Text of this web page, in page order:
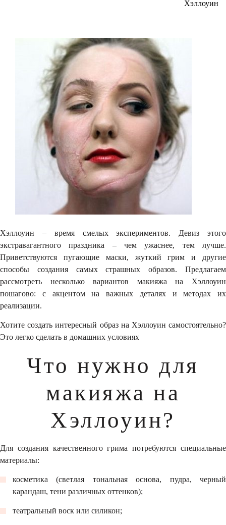
Хэллоуин
Хэллоуин – время смелых экспериментов. Девиз этого
экстравагантного праздника – чем ужаснее, тем лучше.
Приветствуются пугающие маски, жуткий грим и другие
способы создания самых страшных образов. Предлагаем
рассмотреть несколько вариантов макияжа на Хэллоуин
пошагово: с акцентом на важных деталях и методах их
реализации.
Хотите создать интересный образ на Хэллоуин самостоятельно?
Это легко сделать в домашних условиях
Что нужно для
макияжа на
Хэллоуин?
Для создания качественного грима потребуются специальные
материалы:
косметика (светлая тональная основа, пудра, черный
карандаш, тени различных оттенков);
театральный воск или силикон;